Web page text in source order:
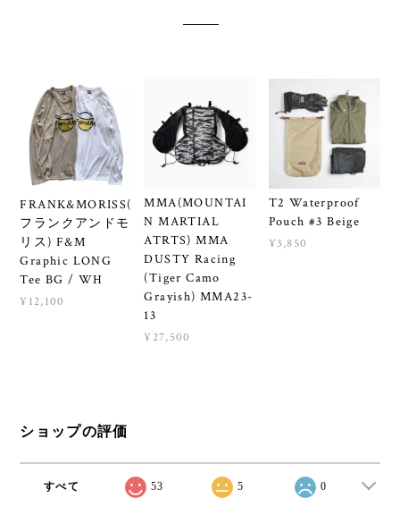
FRANK&MORISS(
フランクアンドモ
リス) F&M
Graphic LONG
Tee BG / WH
¥12,100
MMA(MOUNTAI
N MARTIAL
ATRTS) MMA
DUSTY Racing
(Tiger Camo
Grayish) MMA23-
13
¥27,500
T2 Waterproof
Pouch #3 Beige
¥3,850
ショップの評価
すべて 53 5 0